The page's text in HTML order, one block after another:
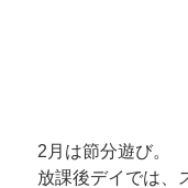
2月は節分遊び。
放課後デイでは、